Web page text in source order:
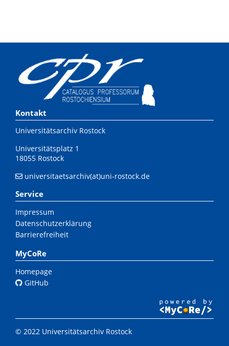
Kontakt
Universitätsarchiv Rostock
Universitätsplatz 1
18055 Rostock
universitaetsarchiv(at)uni-rostock.de
Service
Impressum
Datenschutzerklärung
Barrierefreiheit
MyCoRe
Homepage
GitHub
© 2022 Universitätsarchiv Rostock